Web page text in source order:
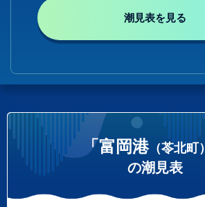
潮見表を見る
「富岡港（苓北町）
の潮見表